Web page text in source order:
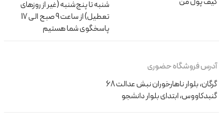
شنبه تا پنج‌شنبه (غیر از روزهای
تعطیل) از ساعت 9 صبح الی 17
پاسخگوی شما هستیم
آدرس فروشگاه حضوری
گرگان، بلوار ناهارخوران نبش عدالت 68
گنبدکاووس، ابتدای بلوار دانشجو